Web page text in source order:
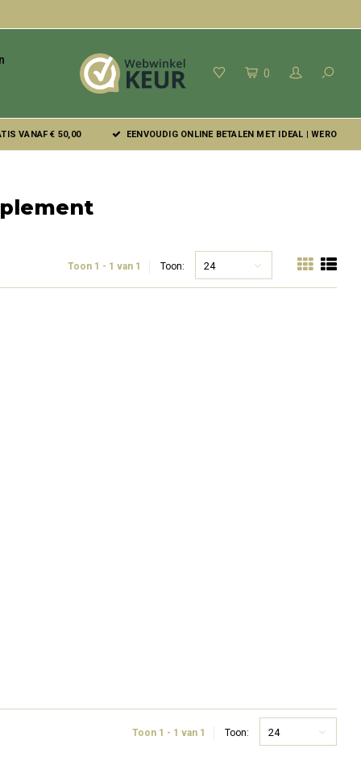
0
VANAF € 50,00 EENVOUDIG ONLINE BETALEN MET IDEAL | WERO
Toon 1 - 1 van 1 Toon: 24
Toon 1 - 1 van 1 Toon: 24